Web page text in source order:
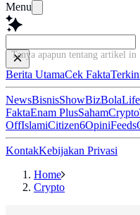
Menu
Tanya apapun tentang artikel
Berita UtamaCek Fakta
NewsBisnisShowBizBola
FaktaEnam PlusSahamCrypto
OffIslamiCitizen6OpiniFeeds
KontakKebijakan Privasi
Home
Crypto